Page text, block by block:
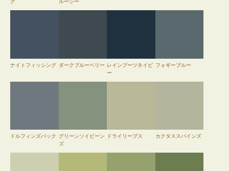
グ
ルーシー
ナイトフィッシング ダークブルーベリー レインブーツネイビ
ー
フォギーブルー
ドルフィンズバック
グリーンソイビーン
ズ
ドライリーブス カクタススパインズ